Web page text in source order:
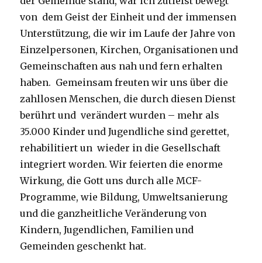
von dem Geist der Einheit und der immensen
Unterstützung, die wir im Laufe der Jahre von
Einzelpersonen, Kirchen, Organisationen und
Gemeinschaften aus nah und fern erhalten
haben. Gemeinsam freuten wir uns über die
zahllosen Menschen, die durch diesen Dienst
berührt und verändert wurden – mehr als
35.000 Kinder und Jugendliche sind gerettet,
rehabilitiert un wieder in die Gesellschaft
integriert worden. Wir feierten die enorme
Wirkung, die Gott uns durch alle MCF-
Programme, wie Bildung, Umweltsanierung
und die ganzheitliche Veränderung von
Kindern, Jugendlichen, Familien und
Gemeinden geschenkt hat.